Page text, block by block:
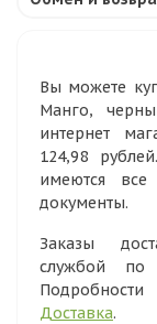
Вы можете
Манго,
интернет
124,98
имеются все
документы.
Заказы
службой по
Доставка.